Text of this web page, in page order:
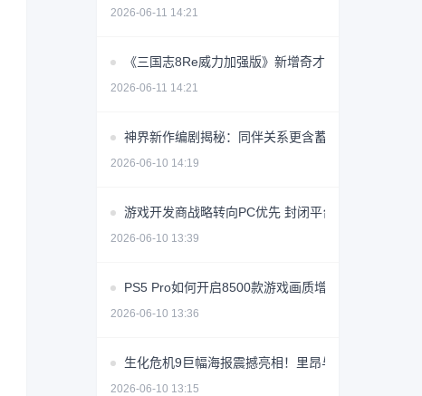
2026-06-11 14:21
《三国志8Re威力加强版》新增奇才转机系统 玩法全
2026-06-11 14:21
神界新作编剧揭秘：同伴关系更含蓄，恋爱节奏放缓
2026-06-10 14:19
游戏开发商战略转向PC优先 封闭平台争议引行业反
2026-06-10 13:39
PS5 Pro如何开启8500款游戏画质增强？
2026-06-10 13:36
生化危机9巨幅海报震撼亮相！里昂与格蕾丝同框引
2026-06-10 13:15